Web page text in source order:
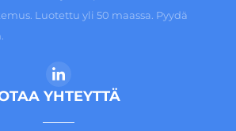
Luotettu yli 50 maassa. Pyydä
YHTEYTTÄ